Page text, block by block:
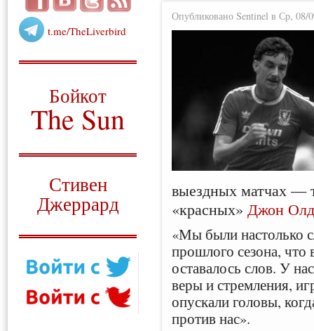
t.me/TheLiverbird
Бойкот
The Sun
Стивен
Джеррард
Опубликовано Sentinel в Ср, 08/
выездных матчах —
«красных» Джон
«Мы были настолько
прошлого сезона,
оставалось слов. У
веры и стремления,
опускали головы,
против нас».